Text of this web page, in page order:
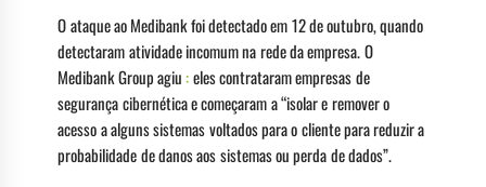
O ataque ao Medibank foi detectado em 12 de outubro, quando
detectaram atividade incomum na rede da empresa. O
Medibank Group agiu :eles contrataram empresas de
segurança cibernética e começaram a “isolar e remover o
acesso a alguns sistemas voltados para o cliente para reduzir a
probabilidade de danos aos sistemas ou perda de dados”.